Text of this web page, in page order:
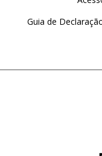
Guia de